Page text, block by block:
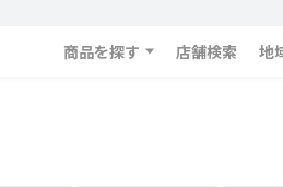
商品を探す 店舗検索 地